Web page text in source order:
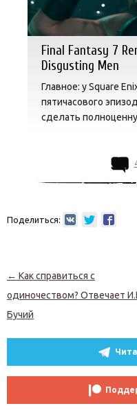
Final Fantasy 7
Disgusting Men
Главное: у Square
пятичасового
сделать
Поделиться:
Навигация по записям
← Как справиться с
одиночеством? Отвечает
Бучий